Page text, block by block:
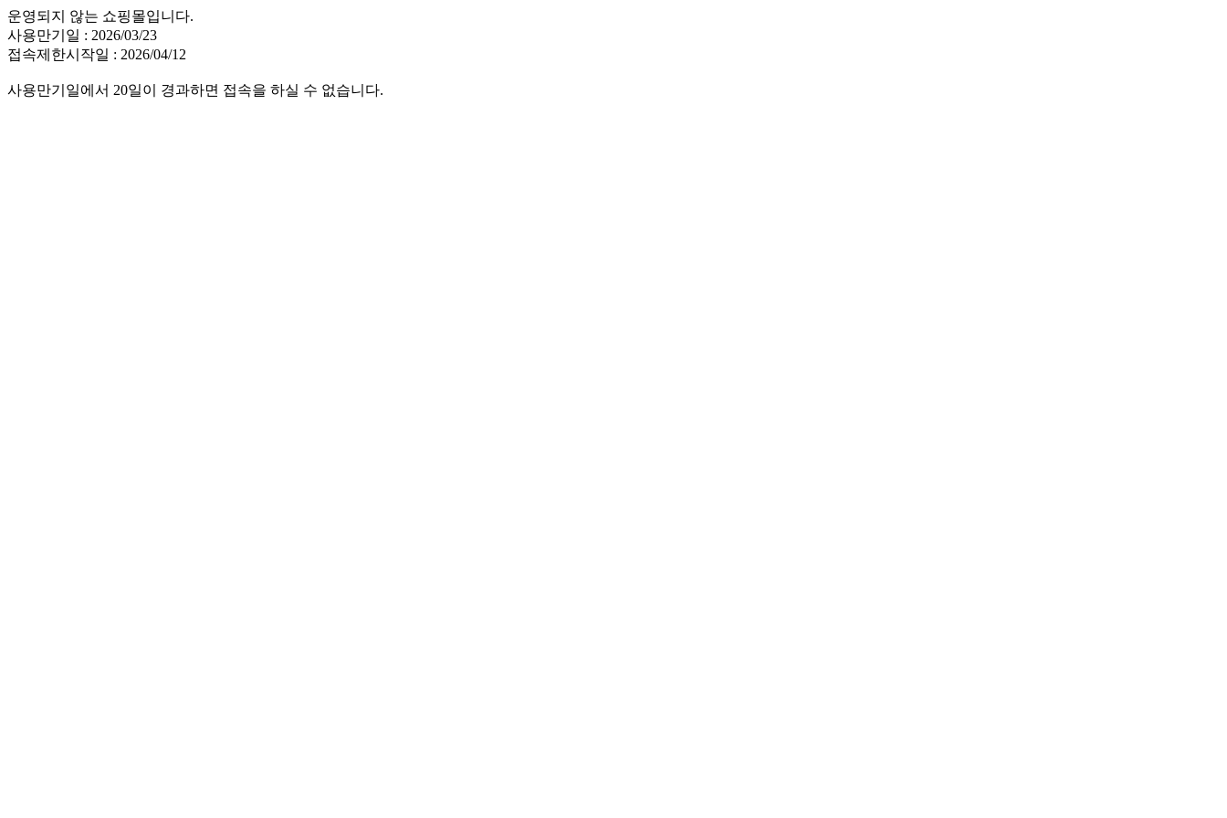
운영되지 않는 쇼핑몰입니다.
사용만기일 : 2026/03/23
접속제한시작일 : 2026/04/12
사용만기일에서 20일이 경과하면 접속을 하실 수 없습니다.